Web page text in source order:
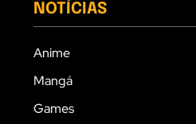
NOTÍCIAS
Anime
Mangá
Games